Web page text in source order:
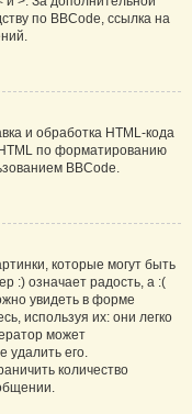
по BBCode, ссылка на
и обработка HTML-кода
по форматированию
BBCode.
которые могут быть
:) означает радость, а :(
увидеть в форме
используя их: они легко
может
удалить его.
количество